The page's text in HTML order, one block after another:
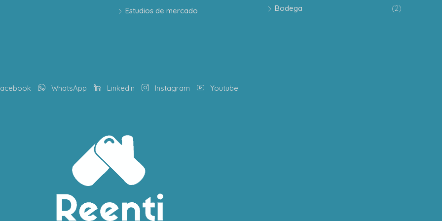
Estudios de mercado Bodega (2)
WhatsApp Linkedin Instagram Youtube